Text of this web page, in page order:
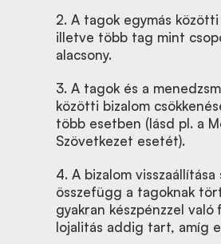
2. A tagok egymás közötti
illetve több tag mint
alacsony.
3. A tagok és a
közötti bizalom
több esetben (lásd pl. a
Szövetkezet esetét).
4. A bizalom
összefügg a tagoknak
gyakran készpénzzel való
lojalitás addig tart, amíg